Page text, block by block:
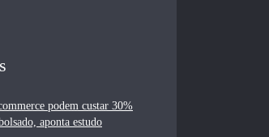
podem custar 30%
aponta estudo